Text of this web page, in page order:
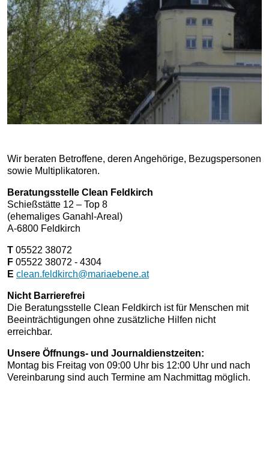
Wir beraten Betroffene, deren Angehörige, Bezugspersonen
sowie Multiplikatoren.
Beratungsstelle Clean Feldkirch
Schießstätte 12 – Top 8
(ehemaliges Ganahl-Areal)
A-6800 Feldkirch
T 05522 38072
F 05522 38072 - 4304
E clean.feldkirch@mariaebene.at
Nicht Barrierefrei
Die Beratungsstelle Clean Feldkirch ist für Menschen mit
Beeinträchtigungen ohne zusätzliche Hilfen nicht
erreichbar.
Unsere Öffnungs- und Journaldienstzeiten:
Montag bis Freitag von 09:00 Uhr bis 12:00 Uhr und nach
Vereinbarung sind auch Termine am Nachmittag möglich.